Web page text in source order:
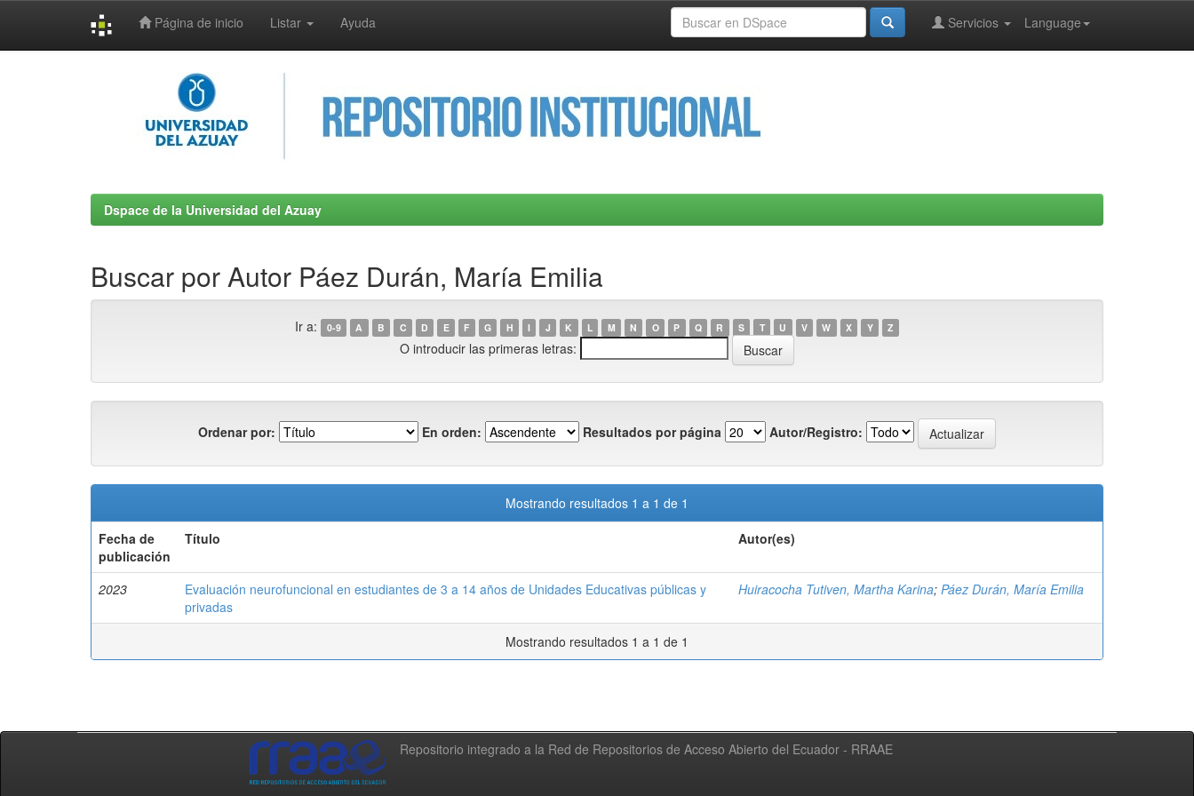
Página de inicio Listar Ayuda Language
Servicios
Dspace de la Universidad del Azuay
Buscar por Autor Páez Durán, María Emilia
Ir a: 0-9 A B C D E F G H I J K L M N O P Q R S T U V W X Y Z
O introducir las primeras letras:
Ordenar por: En orden: Resultados por página Autor/Registro:
Mostrando resultados 1 a 1 de 1
Fecha de
publicación
Título Autor(es)
2023
Evaluación neurofuncional en estudiantes de 3 a 14 años de Unidades Educativas públicas y
privadas
Huiracocha Tutiven, Martha Karina; Páez Durán, María Emilia
Mostrando resultados 1 a 1 de 1
Repositorio integrado a la Red de Repositorios de Acceso Abierto del Ecuador - RRAAE